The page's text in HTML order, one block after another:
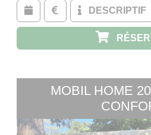
DESCRIPTIF
MOBIL HOME